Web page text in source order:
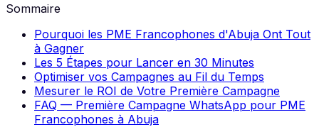
Sommaire
Pourquoi les PME Francophones d'Abuja Ont Tout
à Gagner
Les 5 Étapes pour Lancer en 30 Minutes
Optimiser vos Campagnes au Fil du Temps
Mesurer le ROI de Votre Première Campagne
FAQ — Première Campagne WhatsApp pour PME
Francophones à Abuja